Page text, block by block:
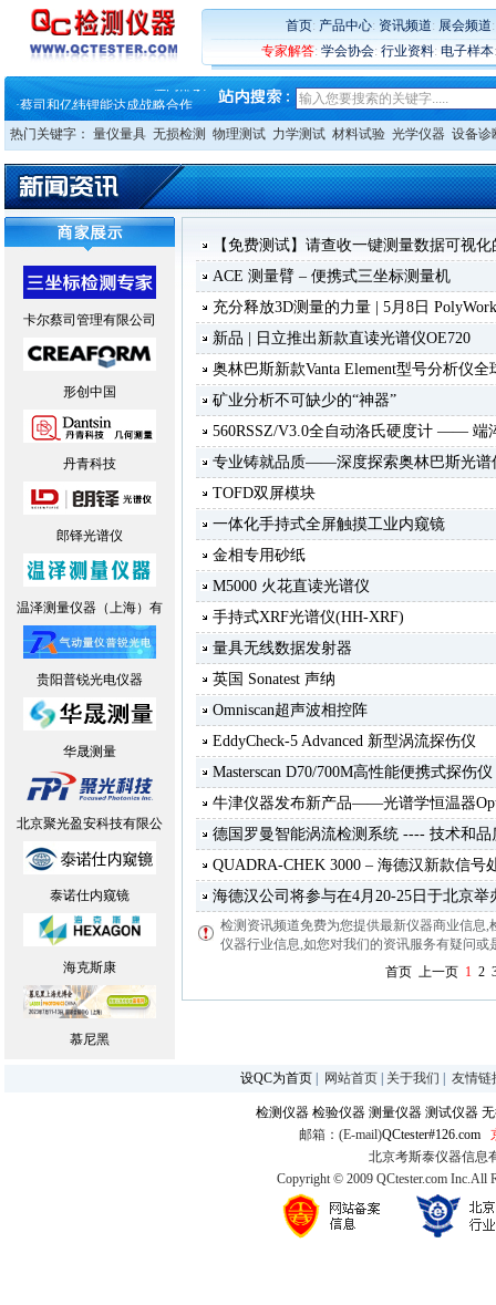
首页: 产品中心: 资讯频道: 展会频道
专家解答: 学会协会: 行业资料: 电子样本
蔡司软件 | 高效变形分析能
铸就AI服务器质量动脉 – 高
铸就AI服务器质量动脉 – 高
·ZEISS BOSELLO ADR 让内部缺
·蔡司和亿纬锂能达成战略合作
·大牌云集 买家升级 ——26
热门关键字： 量仪量具 无损检测 物理测试 力学测试 材料试验 光学仪器 设备诊
卡尔蔡司管理有限公司
形创中国
丹青科技
郎铎光谱仪
温泽测量仪器（上海）有
贵阳普锐光电仪器
华晟测量
北京聚光盈安科技有限公
泰诺仕内窥镜
海克斯康
慕尼黑
【免费测试】请查收一键测量数据可视
ACE 测量臂 – 便携式三坐标测量机
充分释放3D测量的力量 | 5月8日
新品 | 日立推出新款直读光谱仪OE720
奥林巴斯新款Vanta Element型号分析仪全
矿业分析不可缺少的“神器”
560RSSZ/V3.0全自动洛氏硬度计 —— 端
专业铸就品质——深度探索奥林巴斯光谱
TOFD双屏模块
一体化手持式全屏触摸工业内窥镜
金相专用砂纸
M5000 火花直读光谱仪
手持式XRF光谱仪(HH-XRF)
量具无线数据发射器
英国 Sonatest 声纳
Omniscan超声波相控阵
EddyCheck-5 Advanced 新型涡流探伤仪
Masterscan D70/700M高性能便携式探伤仪
牛津仪器发布新产品——光谱学恒温器
德国罗曼智能涡流检测系统 ---- 技术和品
QUADRA-CHEK 3000 – 海德汉新款信号
海德汉公司将参与在4月20-25日于北京举
检测资讯频道免费为您提供最新仪器商业信息,
仪器行业信息,如您对我们的资讯服务有疑问或
首页 上一页 1 2
设QC为首页 网站首页 关于我们 友情链
检测仪器 检验仪器 测量仪器 测试仪器
邮箱：(E-mail)QCtester#126.com
北京考斯泰仪器信息
Copyright © 2009 QCtester.com Inc.All